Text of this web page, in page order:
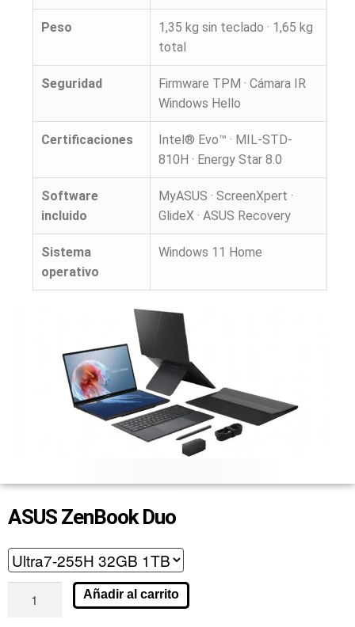
Peso
1,35 kg sin teclado · 1,65 kg
total
Seguridad
Firmware TPM · Cámara IR
Windows Hello
Certificaciones
Intel® Evo™ · MIL-STD-
810H · Energy Star 8.0
Software
incluido
MyASUS · ScreenXpert ·
GlideX · ASUS Recovery
Sistema
operativo
Windows 11 Home
ASUS ZenBook Duo
Añadir al carrito